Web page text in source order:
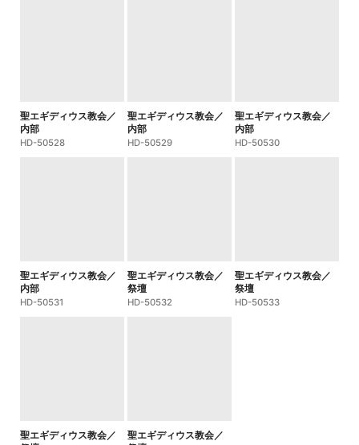
聖エギディウス教会／
内部
HD-50528
聖エギディウス教会／
内部
HD-50529
聖エギディウス教会／
内部
HD-50530
聖エギディウス教会／
内部
HD-50531
聖エギディウス教会／
祭壇
HD-50532
聖エギディウス教会／
祭壇
HD-50533
聖エギディウス教会／
聖エギディウス教会／